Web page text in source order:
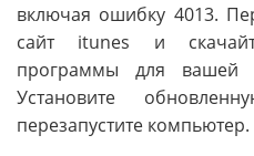
включая ошибку 4013.
сайт itunes и
программы для вашей
Установите
перезапустите компьютер.